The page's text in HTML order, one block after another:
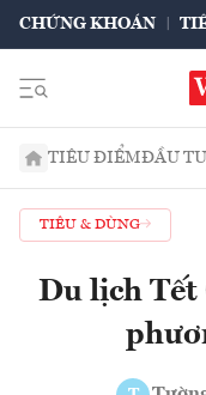
CHỨNG KHOÁN
TIÊU ĐIỂMĐẦU TƯ
TIÊU & DÙNG
Du lịch Tết